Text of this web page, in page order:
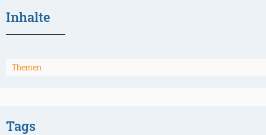
Inhalte
Themen
Tags